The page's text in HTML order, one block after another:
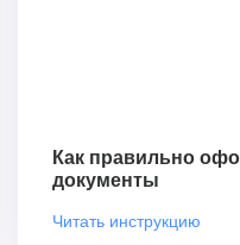
Как правильно
документы
Читать инструкцию